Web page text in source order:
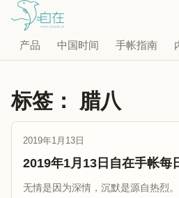
产品 中国时间 手帐指南
标签： 腊八
2019年1月13日
2019年1月13日自在手帐每
无情是因为深情，沉默是源自热烈